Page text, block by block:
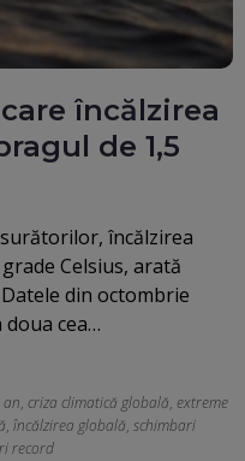
încălzirea
de 1,5
încălzirea
Celsius, arată
din octombrie
cea…
an, criza climatică globală, extreme
, încălzirea globală, schimbari
record